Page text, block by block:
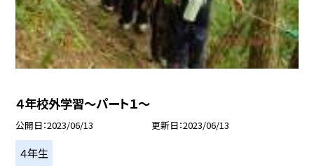
４年校外学習〜パート１〜
公開日 2023/06/13 更新日 2023/06/13
４年生